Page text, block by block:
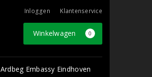
Inloggen Klantenservice
Winkelwagen 0
Ardbeg Embassy Eindhoven